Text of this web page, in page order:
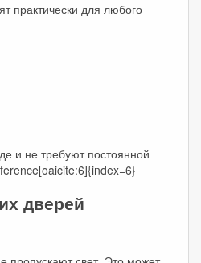
практически для любого
и не требуют постоянной
дверей